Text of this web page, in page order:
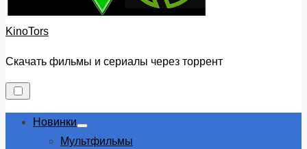
KinoTors
Скачать фильмы и сериалы через торрент
Новинки
Show
sub
Мультфильмы